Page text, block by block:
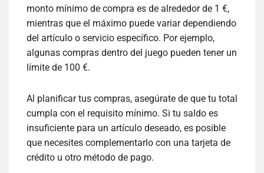
monto mínimo de compra es de alrededor de 1 €,
mientras que el máximo puede variar dependiendo
del artículo o servicio específico. Por ejemplo,
algunas compras dentro del juego pueden tener un
límite de 100 €.
Al planificar tus compras, asegúrate de que tu total
cumpla con el requisito mínimo. Si tu saldo es
insuficiente para un artículo deseado, es posible
que necesites complementarlo con una tarjeta de
crédito u otro método de pago.